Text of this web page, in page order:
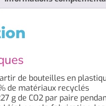
de bouteilles en
de matériaux recyclés
g de CO2 par paire